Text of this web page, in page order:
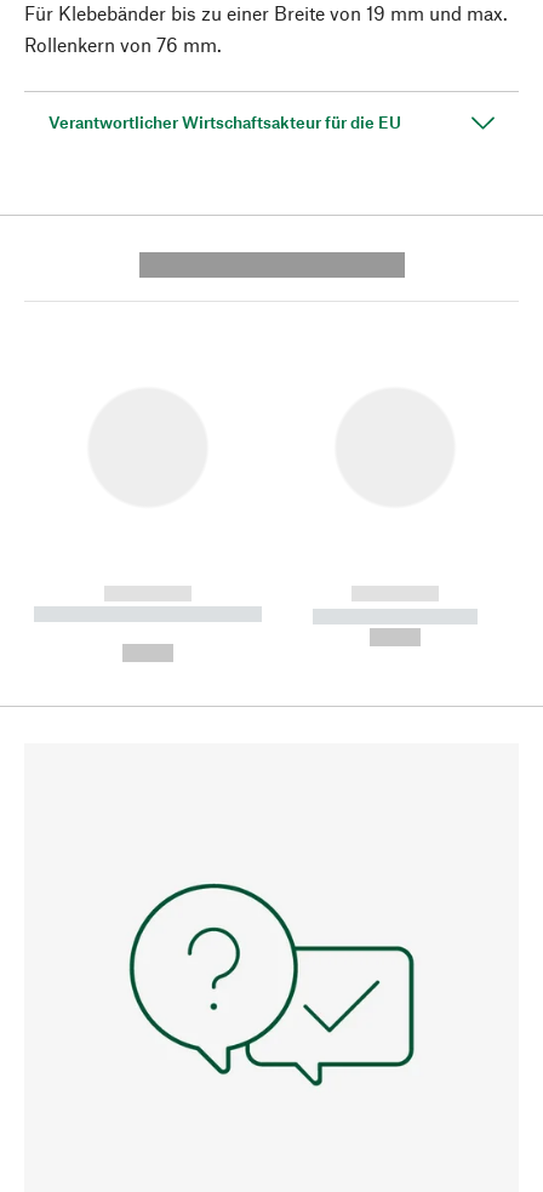
Für Klebebänder bis zu einer Breite von 19 mm und max.
Rollenkern von 76 mm.
Verantwortlicher Wirtschaftsakteur für die EU
------------
----------- ----------- --------
------------
----------- -----------